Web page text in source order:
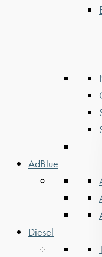
AdBlue
Diesel